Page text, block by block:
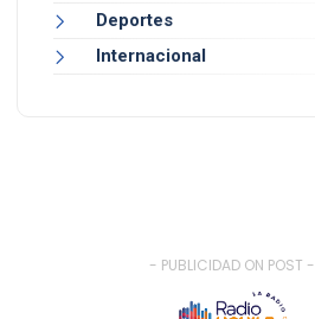
Deportes
Internacional
- PUBLICIDAD ON POST -